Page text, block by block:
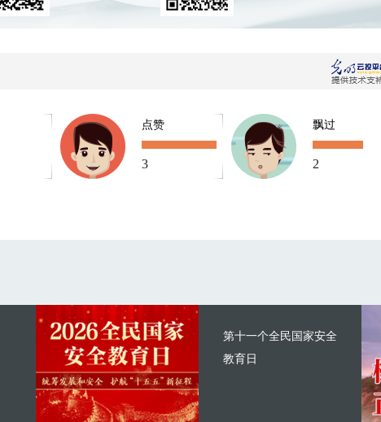
点赞
3
飘过
2
第十一个全民国家安全
教育日